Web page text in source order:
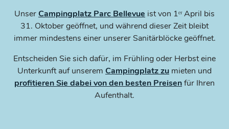
Unser Campingplatz Parc Bellevue ist von 1ᵉʳ April bis
31. Oktober geöffnet, und während dieser Zeit bleibt
immer mindestens einer unserer Sanitärblöcke geöffnet.
Entscheiden Sie sich dafür, im Frühling oder Herbst eine
Unterkunft auf unserem Campingplatz zu mieten und
profitieren Sie dabei von den besten Preisenfür Ihren
Aufenthalt.